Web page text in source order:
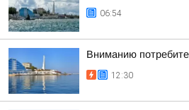
06:54
Вниманию
12:30